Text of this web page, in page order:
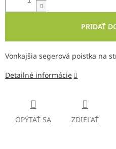
PRIDAŤ
Vonkajšia segerová poistka na
Detailné informácie
OPÝTAŤ SA ZDIEĽAŤ